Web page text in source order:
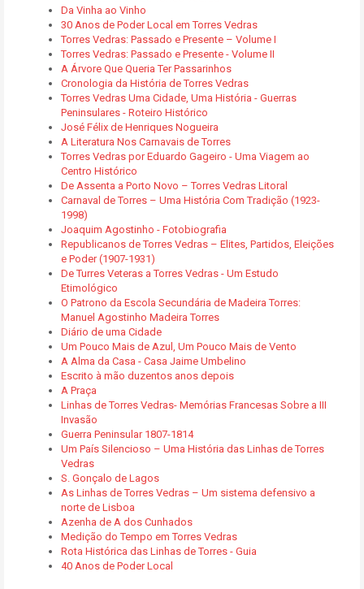
Da Vinha ao Vinho
30 Anos de Poder Local em Torres Vedras
Torres Vedras: Passado e Presente – Volume I
Torres Vedras: Passado e Presente - Volume II
A Árvore Que Queria Ter Passarinhos
Cronologia da História de Torres Vedras
Torres Vedras Uma Cidade, Uma História - Guerras
Peninsulares - Roteiro Histórico
José Félix de Henriques Nogueira
A Literatura Nos Carnavais de Torres
Torres Vedras por Eduardo Gageiro - Uma Viagem ao
Centro Histórico
De Assenta a Porto Novo – Torres Vedras Litoral
Carnaval de Torres – Uma História Com Tradição (1923-
1998)
Joaquim Agostinho - Fotobiografia
Republicanos de Torres Vedras – Elites, Partidos, Eleições
e Poder (1907-1931)
De Turres Veteras a Torres Vedras - Um Estudo
Etimológico
O Patrono da Escola Secundária de Madeira Torres:
Manuel Agostinho Madeira Torres
Diário de uma Cidade
Um Pouco Mais de Azul, Um Pouco Mais de Vento
A Alma da Casa - Casa Jaime Umbelino
Escrito à mão duzentos anos depois
A Praça
Linhas de Torres Vedras- Memórias Francesas Sobre a III
Invasão
Guerra Peninsular 1807-1814
Um País Silencioso – Uma História das Linhas de Torres
Vedras
S. Gonçalo de Lagos
As Linhas de Torres Vedras – Um sistema defensivo a
norte de Lisboa
Azenha de A dos Cunhados
Medição do Tempo em Torres Vedras
Rota Histórica das Linhas de Torres - Guia
40 Anos de Poder Local